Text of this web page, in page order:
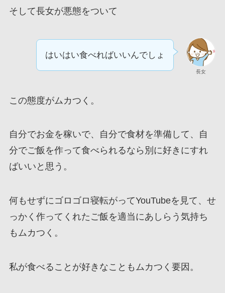
そして長女が悪態をついて
長女
はいはい食べればいいんでしょ
この態度がムカつく。
自分でお金を稼いで、自分で食材を準備して、自
分でご飯を作って食べられるなら別に好きにすれ
ばいいと思う。
何もせずにゴロゴロ寝転がってYouTubeを見て、せ
っかく作ってくれたご飯を適当にあしらう気持ち
もムカつく。
私が食べることが好きなこともムカつく要因。